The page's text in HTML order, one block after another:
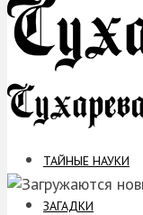
ТАЙНЫЕ НАУКИ
ЗАГАДКИ